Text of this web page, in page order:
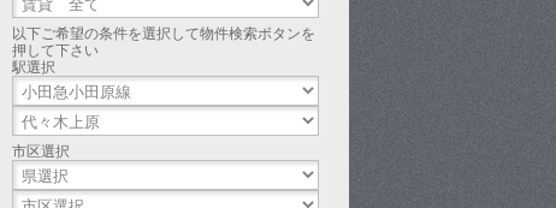
以下ご希望の条件を選択して物件検索ボタンを
押して下さい
駅選択
市区選択